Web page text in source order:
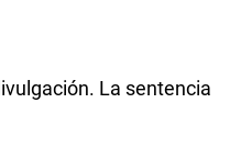
La sentencia